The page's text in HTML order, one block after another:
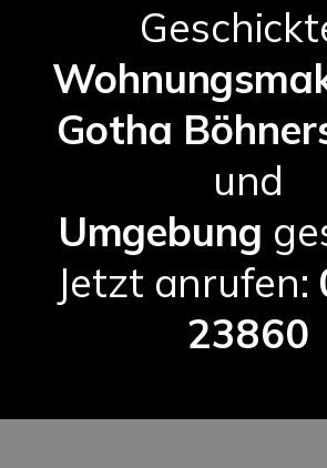
Gotha
und
Umgebung
Jetzt anrufen:
23860